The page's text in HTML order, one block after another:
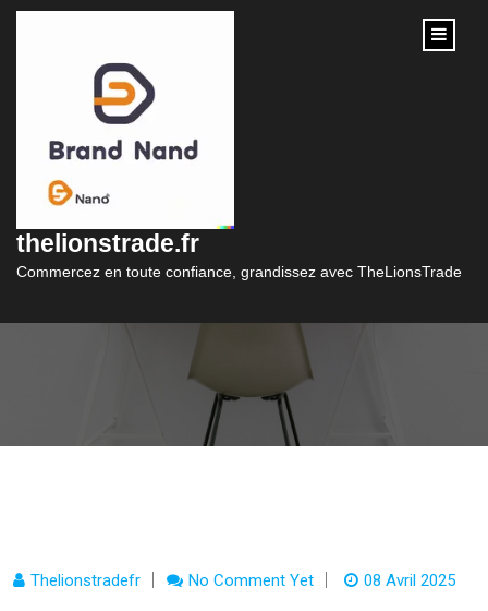
content
thelionstrade.fr
Commercez en toute confiance, grandissez avec TheLionsTrade
Financement Rapide
avec le Prêt Caf
Thelionstradefr No Comment Yet 08 Avril 2025